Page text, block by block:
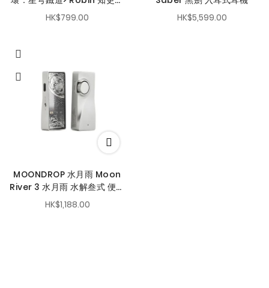
真無線耳機（日配語音版）
HK$799.00
HK$5,599.00
MOONDROP 水月雨 Moon
River 3 水月雨 水解叁式 便攜
解碼耳擴
HK$1,188.00